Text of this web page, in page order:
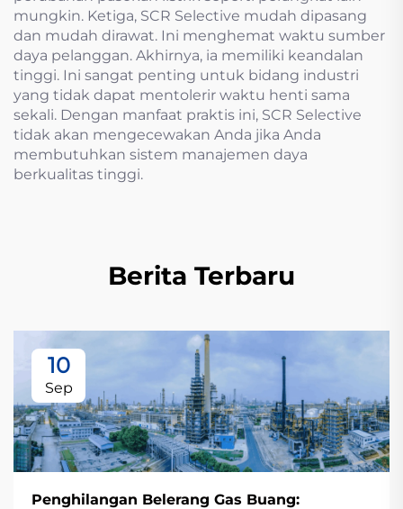
mungkin. Ketiga, SCR Selective mudah dipasang
dan mudah dirawat. Ini menghemat waktu sumber
daya pelanggan. Akhirnya, ia memiliki keandalan
tinggi. Ini sangat penting untuk bidang industri
yang tidak dapat mentolerir waktu henti sama
sekali. Dengan manfaat praktis ini, SCR Selective
tidak akan mengecewakan Anda jika Anda
membutuhkan sistem manajemen daya
berkualitas tinggi.
Berita Terbaru
10
Sep
Penghilangan Belerang Gas Buang: